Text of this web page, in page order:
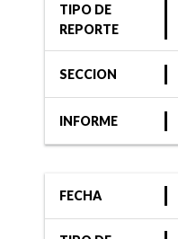
TIPO DE
REPORTE
SECCION
INFORME
FECHA